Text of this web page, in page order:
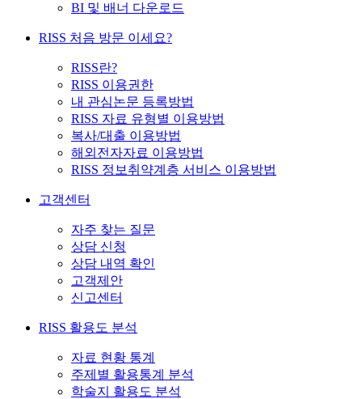
BI 및 배너 다운로드
RISS 처음 방문 이세요?
RISS란?
RISS 이용권한
내 관심논문 등록방법
RISS 자료 유형별 이용방법
복사/대출 이용방법
해외전자자료 이용방법
RISS 정보취약계층 서비스 이용방법
고객센터
자주 찾는 질문
상담 신청
상담 내역 확인
고객제안
신고센터
RISS 활용도 분석
자료 현황 통계
주제별 활용통계 분석
학술지 활용도 분석